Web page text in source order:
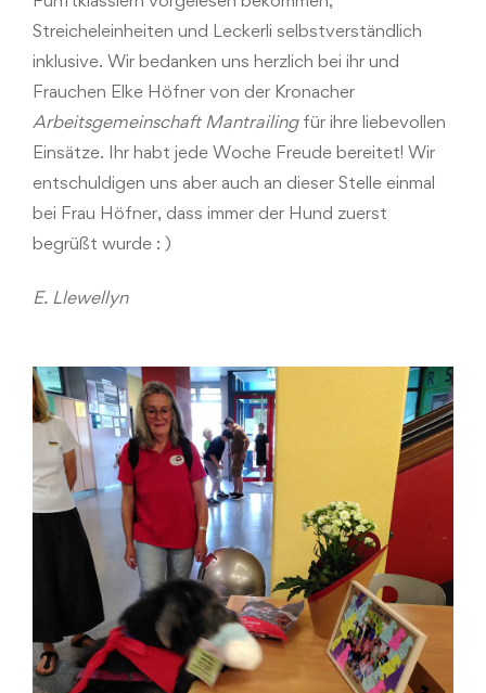
Streicheleinheiten und Leckerli selbstverständlich
inklusive. Wir bedanken uns herzlich bei ihr und
Frauchen Elke Höfner von der Kronacher
Arbeitsgemeinschaft Mantrailingfür ihre liebevollen
Einsätze. Ihr habt jede Woche Freude bereitet! Wir
entschuldigen uns aber auch an dieser Stelle einmal
bei Frau Höfner, dass immer der Hund zuerst
begrüßt wurde : )
E. Llewellyn